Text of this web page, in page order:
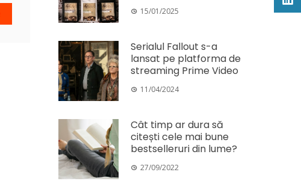
15/01/2025
Serialul Fallout s-a
lansat pe platforma de
streaming Prime Video
11/04/2024
Cât timp ar dura să
citești cele mai bune
bestselleruri din lume?
27/09/2022